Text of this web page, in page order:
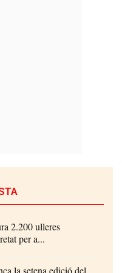
2.200 ulleres
per a...
la setena edició del